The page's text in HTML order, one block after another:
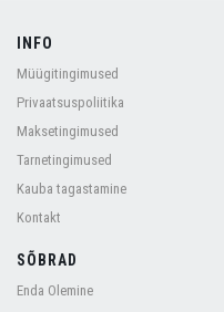
INFO
Müügitingimused
Privaatsuspoliitika
Maksetingimused
Tarnetingimused
Kauba tagastamine
Kontakt
SÕBRAD
Enda Olemine